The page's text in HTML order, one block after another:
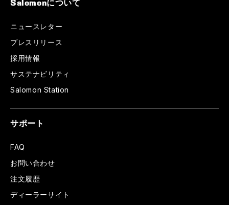
Salomonについて
ニュースレター
プレスリリース
採用情報
サステナビリティ
Salomon Station
サポート
FAQ
お問い合わせ
注文履歴
ディーラーサイト